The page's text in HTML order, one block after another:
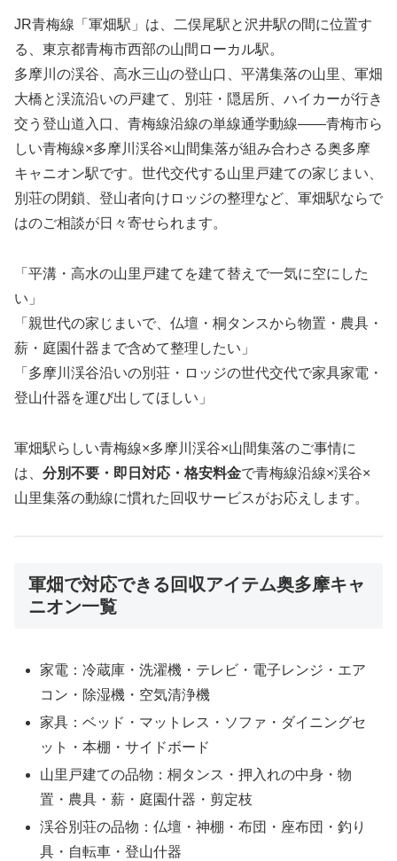
JR青梅線「軍畑駅」は、二俣尾駅と沢井駅の間に位置す
る、東京都青梅市西部の山間ローカル駅。
多摩川の渓谷、高水三山の登山口、平溝集落の山里、軍畑
大橋と渓流沿いの戸建て、別荘・隠居所、ハイカーが行き
交う登山道入口、青梅線沿線の単線通学動線――青梅市ら
しい青梅線×多摩川渓谷×山間集落が組み合わさる奥多摩
キャニオン駅です。世代交代する山里戸建ての家じまい、
別荘の閉鎖、登山者向けロッジの整理など、軍畑駅ならで
はのご相談が日々寄せられます。
「平溝・高水の山里戸建てを建て替えで一気に空にした
い」
「親世代の家じまいで、仏壇・桐タンスから物置・農具・
薪・庭園什器まで含めて整理したい」
「多摩川渓谷沿いの別荘・ロッジの世代交代で家具家電・
登山什器を運び出してほしい」
軍畑駅らしい青梅線×多摩川渓谷×山間集落のご事情に
は、 分別不要・即日対応・格安料金で青梅線沿線×渓谷×
山里集落の動線に慣れた回収サービスがお応えします。
軍畑で対応できる回収アイテム奥多摩キャ
ニオン一覧
家電：冷蔵庫・洗濯機・テレビ・電子レンジ・エア
コン・除湿機・空気清浄機
家具：ベッド・マットレス・ソファ・ダイニングセ
ット・本棚・サイドボード
山里戸建ての品物：桐タンス・押入れの中身・物
置・農具・薪・庭園什器・剪定枝
渓谷別荘の品物：仏壇・神棚・布団・座布団・釣り
具・自転車・登山什器